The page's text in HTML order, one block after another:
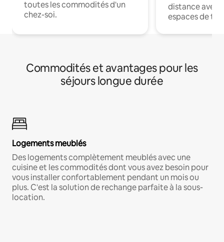
toutes les commodités d'un
chez-soi.
distance avec
espaces de
Commodités et avantages pour les
séjours longue durée
Logements meublés
Des logements complètement meublés avec une
cuisine et les commodités dont vous avez besoin pour
vous installer confortablement pendant un mois ou
plus. C'est la solution de rechange parfaite à la sous-
location.